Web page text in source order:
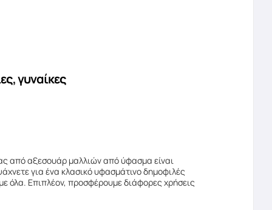
γυναίκες
από αξεσουάρ μαλλιών από ύφασμα είναι
για ένα κλασικό υφασμάτινο δημοφιλές
όλα. Επιπλέον, προσφέρουμε διάφορες χρήσεις